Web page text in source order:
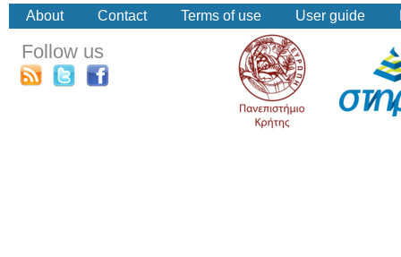
About Contact Terms of use User guide
Follow us